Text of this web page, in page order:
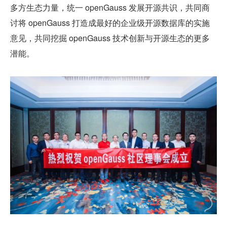
多方生态力量，统一 openGauss 发展开源共识，共同商
讨将 openGauss 打造成最好的企业级开源数据库的实施
意见，共同挖掘 openGauss 技术创新与开源生态的更多
潜能。